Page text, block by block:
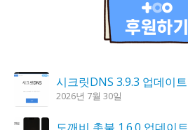
시크릿DNS 3.9.3 업데이트
2026년 7월 30일
도깨비 촛불 1.6.0 업데이트